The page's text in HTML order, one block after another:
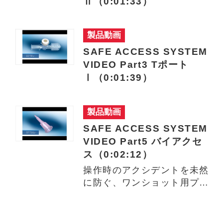
製品動画
SAFE ACCESS SYSTEM
VIDEO Part3 Tポート
Ⅰ（0:01:39）
製品動画
SAFE ACCESS SYSTEM
VIDEO Part5 バイアクセ
ス（0:02:12）
操作時のアクシデントを未然
に防ぐ、ワンショット用プラ